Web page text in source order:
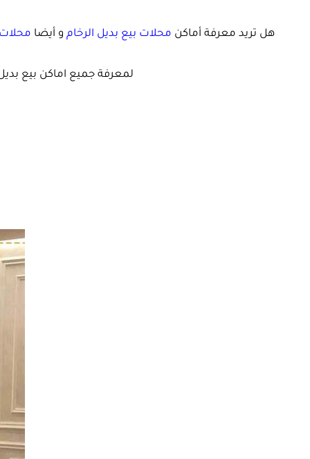
هل تريد معرفة أماكن محلات بيع بديل الرخام و أيضا
لمعرفة جميع اماكن بيع